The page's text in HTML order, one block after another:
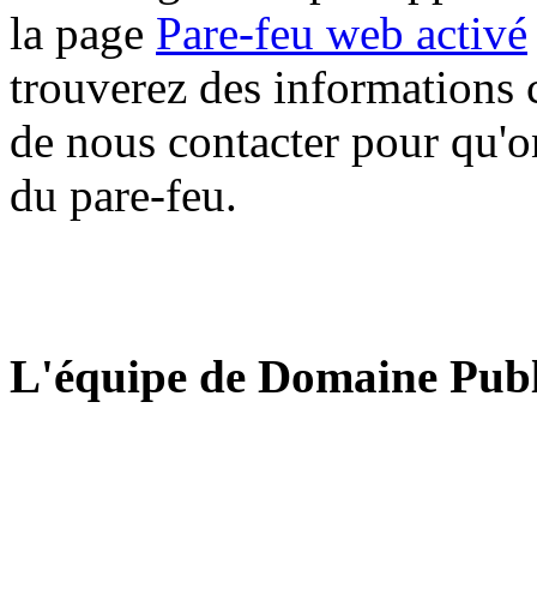
la page Pare-feu web activé
trouverez des informations
de nous contacter pour
du pare-feu.
L'équipe de Domaine